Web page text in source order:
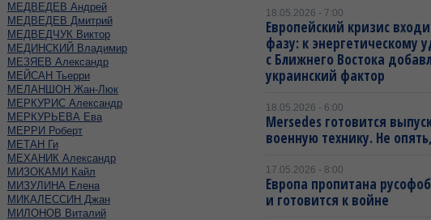
МЕДВЕДЕВ Андрей
МЕДВЕДЕВ Дмитрий
МЕДВЕДЧУК Виктор
МЕДИНСКИЙ Владимир
МЕЗЯЕВ Александр
МЕЙСАН Тьерри
МЕЛАНШОН Жан-Люк
МЕРКУРИС Александр
МЕРКУРЬЕВА Ева
МЕРРИ Роберт
МЕТАН Ги
МЕХАНИК Александр
МИЗОКАМИ Кайл
МИЗУЛИНА Елена
МИКАЛЕССИН Джан
МИЛОНОВ Виталий
18.05.2026 - 7:00
Европейский кризис
фазу: к энергетическому
с Ближнего Востока
украинский фактор
18.05.2026 - 6:00
Mersedes готовится
военную технику. Не
17.05.2026 - 8:00
Европа пропитана
и готовится к войне